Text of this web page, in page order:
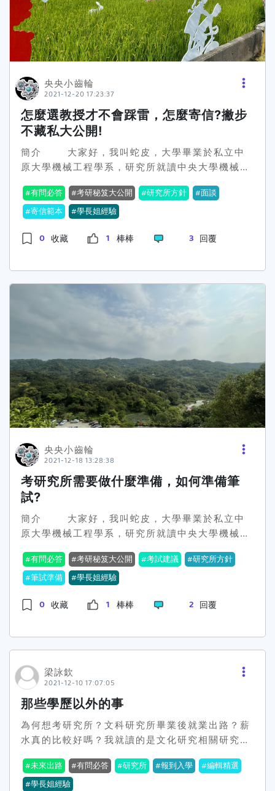
而且，你確定你能在畢業前用完它嗎？建議買小瓶
裝的，用完再去補貨，不僅輕便，還能嘗試不同的
香味，讓你的宿舍浴室每天都充滿驚喜。7. 所有珍
藏的鞋子地雷點我知道你愛鞋成痴，但宿舍的鞋櫃
亂葬崗」。而且，你真的需要這麼多雙鞋嗎？帶個
幾雙基本款，搭配不同的服裝就很夠用了，把其他
的鞋子留在家裡，讓它們呼吸一下新鮮空氣吧。8.
絨毛娃娃地雷點我懂絨毛娃娃很療癒，但它同時也
是「灰塵收集器」和「塵蟎培養皿」。在潮濕的宿
舍環境中，它們只會越變越髒，最後成為你的過敏
元兇。如果真的需要心靈慰藉，帶個小小的娃娃就
好，或是直接跟你的室友抱一下，效果更好。9. 功
能單一的小家電（舉例：三明治機）地雷點我幻想
自己每天早上做金黃吐司，現實是每天睡到最後一
黏到我一個學期都懶得清。後來早餐 95% 在 7-
蠟燭可以讓宿舍充滿浪漫氛圍，但它的危險性不容
小覷，且大多數宿舍都禁止明火，想讓宿舍香香
的，可以選擇香氛機或擴香儀，既安全又方便，還
能讓你的宿舍每天都充滿仙氣。版主延伸推薦：大
一新生住宿準備攻略｜超完整必帶物品清單推薦
修計畫在進修計畫的部分，我分成「進修動機」、
「自我能力評估」、「讀書計畫」、「未來研究方
向與目的」這四個部分來撰寫。首先是「進修動
機」，這部分可以更具體的說明自己想要讀研究所
研究所學習如何做研究；接下來是「自我能力評
估」的部分，我是使用SWOT分析自己讀研究所的
優劣勢，這樣的方式也能夠間接展示自己的統整與
反思能力；而「讀書計畫」我進一步細分為短期、
中期與長期來安排自己的進修計畫，此外也建議可
以加上自己未來的生涯規劃；最後是「未來研究方
向與目的」，這部份的內容可以寫未來自己想要研
究某個題目的動機與問題，也建議在寫之前可以閱
讀與題目有關的文獻資料。 最後，完成備審資料
後，也要記得檢查一下排版以及有沒有錯字。也在
自己為什麼想要讀研究所？或者是在你的生活、工
究？這樣也有助於找到自己想要研究的題目。
央央小齒輪
2021-12-20 17:23:37
怎麼選教授才不會踩雷，怎麼寄信?撇步
不藏私大公開!
簡介 大家好，我叫蛇皮，大學畢業於私立中
原大學機械工程學系，研究所就讀中央大學機械工
文是寫給不論是推甄、考試等方法，已經確定有研
究所讀，但是對於怎麼找合適的教授還沒有想法的
不決，找了六間學校，找過十幾位教授面談，應該
如果要筆者回答，一定會說，小孩子才做選
擇，我兩個都要(廢話)，但現實有可能是殘酷的，
如果以筆者來說我會先把自己的興趣作為第一優先
考量，找出自己有興趣的領域，再去系網站上搜尋
做相關領域研究的老師，或到台灣碩博士論文網
研究方向，並且同步Google搜尋老師的評價，不
論是上課時的教學品質、個性、為人處事、研究態
度、是否能準時畢業等問題常常可以略知一二，但
如果網路上都沒有此老師的相關資料，除了直接寄
信約老師面談外，筆者有一個方法可以讓同學們在
銜，如果是榮譽教授、講座教授、教授或副教授，
因為學校制度的關係，此種頭銜的教授比較沒有研
究上的壓力，比較可以以自己的步調進行研究，相
對就更不會壓榨自己的研究生，給予超負荷的工作
量，反之，如果是助理教授就要比較小心。 查
詢完、找完教授面談完(寄信範本詳見下文)發現都
確定無法準時畢業時，我自身的經驗來說，會開始
思考是否要換學校找其他的老師，無法畢業有時候
也跟每間學校的文化有關係，筆者面談完有發現像
中山、中興這兩間機械研究所會留學生的比例比較
種辦法。那如果沒有其他間學校可以選擇，或是都
來做研究，抑或花一年重考，並且兩年畢業。畢竟
三年的時間非常的長，看到別人過充實的研究生
活、兩年後開心的畢業時自己的壓力其實很大(筆
者延畢近半年非常了解)。 怎麼跟教授約面談?該怎
麼寄信? 根據前言所述，決定好想約面談的教
授後就到了寄信的環節，究竟要怎麼詢問才好呢，
其實只要禮貌就好，教授通常都不會太在意，這邊
筆者提供一個當初寄信時的範本給各位同學參考，
有需要的同學歡迎拿去修改使用。 寄信範本Email
標題: 致XXX教授拜訪信內文:X教授您好：我是XX
大學XX系大學部四年級的學生，XXX。日前考取
有問必答 考研秘笈大公開 研究所方針
面談
寄信範本
學長姐經驗
0 收藏 1 棒棒 3 回覆
央央小齒輪
2021-12-18 13:28:38
考研究所需要做什麼準備，如何準備筆
試?
簡介 大家好，我叫蛇皮，大學畢業於私立中
原大學機械工程學系，研究所就讀中央大學機械工
文主要是寫給讀過我第一篇文章「我該念研究所
嗎，給還在徬徨的你妳」，並且決定考研究所的同
呢? 這個問題其實沒有標準答案，對筆者來說，
研究所時已經是大三暑假，距離研究所考試已不到
半年，很難有多的時間慢慢摸索出自己的念書步
調，也需要大量的研究所相關資訊來彌補前段時間
所損失的時間，這之中包含選擇適合自己的研究所
類組、考試科目、報名日期、各校考古題蒐集與解
答等等。基本上補習班以及補習班的老師們都會很
樂意將這些資訊提供給考生，畢竟自己學生考好對
補習班招生更有利嘛~ 如果正在閱讀本篇的你
備考試，那我覺得可以把錢省下來，雖然許多考研
資訊補習班都會提供，可以節省查詢的時間，但其
有問必答 考研秘笈大公開 考試建議
研究所方針
筆試準備
學長姐經驗
0 收藏 1 棒棒 2 回覆
梁詠欽
2021-12-10 17:07:05
那些學歷以外的事
為何想考研究所？文科研究所畢業後就業出路？薪
水真的比較好嗎？我就讀的是文化研究相關研究
但不限於人類學、社會學、文學、歷史學、哲學等
學科，因此所上師資也來自多個不同學科專業。顯
未來出路 有問必答 研究所 報到入學
編輯精選
學長姐經驗